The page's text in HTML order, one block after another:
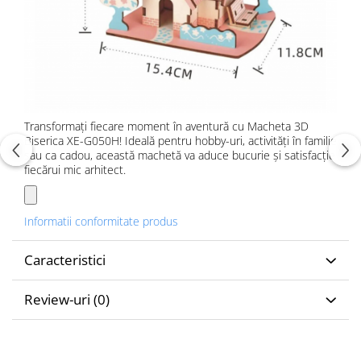
Transformați fiecare moment în aventură cu Macheta 3D
Biserica XE-G050H! Ideală pentru hobby-uri, activități în familie
sau ca cadou, această machetă va aduce bucurie și satisfacție
fiecărui mic arhitect.
Informatii conformitate produs
Caracteristici
Review-uri (0)